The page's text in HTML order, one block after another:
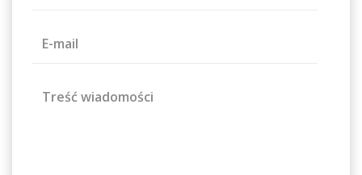
E-mail
Treść wiadomości